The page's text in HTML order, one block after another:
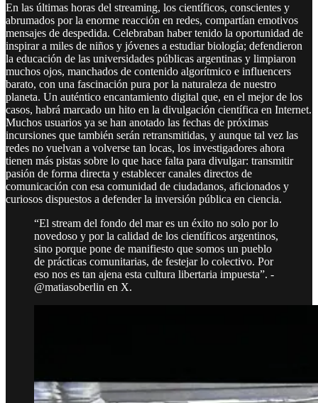
En las últimas horas del streaming, los científicos, conscientes y
abrumados por la enorme reacción en redes, compartían emotivos
mensajes de despedida. Celebraban haber tenido la oportunidad de
inspirar a miles de niños y jóvenes a estudiar biología; defendieron
la educación de las universidades públicas argentinas y limpiaron
muchos ojos, manchados de contenido algorítmico e influencers
barato, con una fascinación pura por la naturaleza de nuestro
planeta. Un auténtico encantamiento digital que, en el mejor de los
casos, habrá marcado un hito en la divulgación científica en Internet.
Muchos usuarios ya se han anotado las fechas de próximas
incursiones que también serán retransmitidas, y aunque tal vez las
redes no vuelvan a volverse tan locas, los investigadores ahora
tienen más pistas sobre lo que hace falta para divulgar: transmitir
pasión de forma directa y establecer canales directos de
comunicación con esa comunidad de ciudadanos, aficionados y
curiosos dispuestos a defender la inversión pública en ciencia.
“El stream del fondo del mar es un éxito no solo por lo
novedoso y por la calidad de los científicos argentinos,
sino porque pone de manifiesto que somos un pueblo
de prácticas comunitarias, de festejar lo colectivo. Por
eso nos es tan ajena esta cultura libertaria impuesta”. -
@matiasoberlin en X.